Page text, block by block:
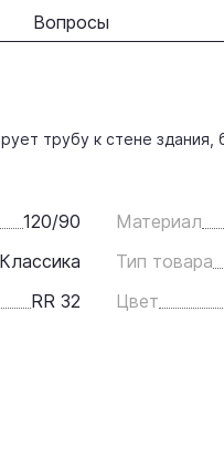
Вопросы
трубу к стене здания,
120/90 Материал
Классика Тип товара
RR 32 Цвет